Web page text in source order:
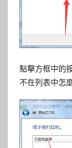
點擊方框中的
不在列表中怎